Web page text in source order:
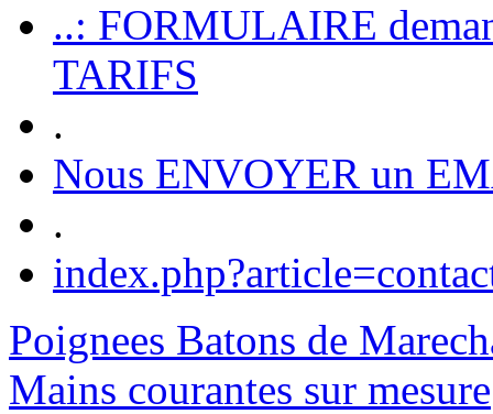
..: FORMULAIRE
TARIFS
.
Nous ENVOYER un
.
Poignees Batons de
Mains courantes sur mesure